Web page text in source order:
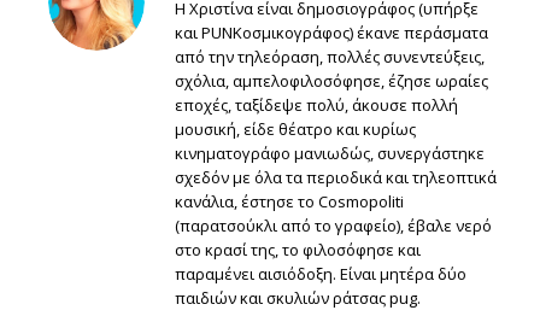
Η Χριστίνα είναι δημοσιογράφος (υπήρξε
και PUNKοσμικογράφος) έκανε περάσματα
από την τηλεόραση, πολλές συνεντεύξεις,
σχόλια, αμπελοφιλοσόφησε, έζησε ωραίες
εποχές, ταξίδεψε πολύ, άκουσε πολλή
μουσική, είδε θέατρο και κυρίως
κινηματογράφο μανιωδώς, συνεργάστηκε
σχεδόν με όλα τα περιοδικά και τηλεοπτικά
κανάλια, έστησε το Cosmopoliti
(παρατσούκλι από το γραφείο), έβαλε νερό
στο κρασί της, το φιλοσόφησε και
παραμένει αισιόδοξη. Είναι μητέρα δύο
παιδιών και σκυλιών ράτσας pug.